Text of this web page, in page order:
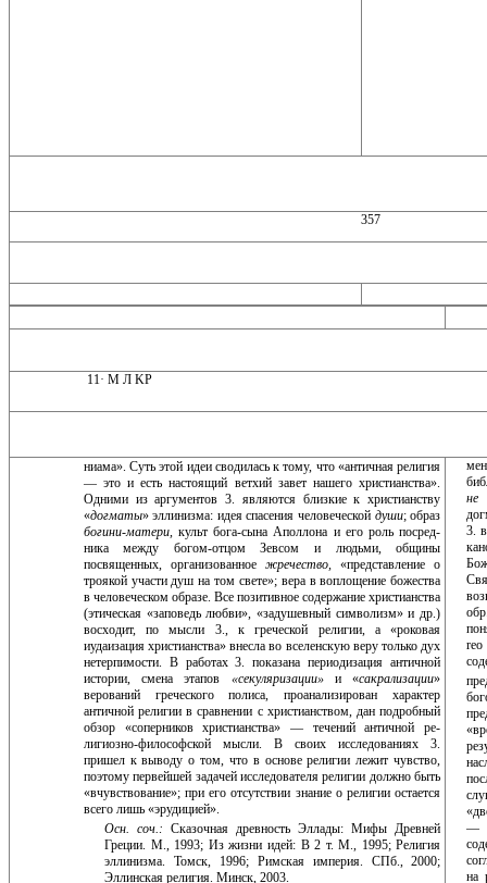
357
11· Μ Л KP
ниама». Суть этой идеи сводилась к тому, что «антич­ная религия
— это и есть настоящий ветхий завет нашего христианства».
Одними из аргументов 3. яв­ляются близкие к христианству
«догматы» эллиниз­ма: идея спасения человеческой души; образ
богини-матери,культ бога-сына Аполлона и его роль посред­
ника между богом-отцом Зевсом и людьми, общины
посвященных, организованное жречество,«пред­ставление о
троякой участи душ на том свете»; вера в воплощение божества
в человеческом образе. Все по­зитивное содержание христианства
(этическая «за­поведь любви», «задушевный символизм» и др.)
вос­ходит, по мысли 3., к греческой религии, а «роковая
иудаизация христианства» внесла во вселенскую веру только дух
нетерпимости. В работах 3. показана пери­одизация античной
истории, смена этапов «секуляри­зации» и «сакрализации»
верований греческого поли­са, проанализирован характер
античной религии в сравнении с христианством, дан подробный
обзор «соперников христианства» — течений античной ре­
лигиозно-философской мысли. В своих исследовани­ях 3.
пришел к выводу о том, что в основе религии лежит чувство,
поэтому первейшей задачей исследо­вателя религии должно быть
«вчувствование»; при его отсутствии знание о религии остается
всего лишь «эру­дицией».
Осн. соч.:Сказочная древность Эллады: Мифы Древней
Греции. М., 1993; Из жизни идей: В 2 т. М., 1995; Религия
эллинизма. Томск, 1996; Римская империя. СПб., 2000;
Эллинская религия. Минск, 2003.
не
3.
—
на